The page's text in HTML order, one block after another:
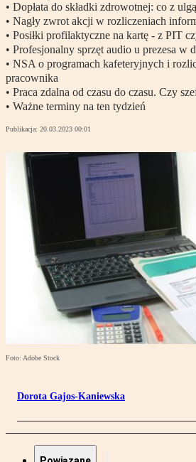
• Dopłata do składki zdrowotnej: co z
• Nagły zwrot akcji w rozliczeniach
• Posiłki profilaktyczne na kartę - z PIT
• Profesjonalny sprzęt audio u prezesa w
• NSA o programach kafeteryjnych i
pracownika
• Praca zdalna od czasu do czasu. Czy
• Ważne terminy na ten tydzień
Publikacja: 20.03.2023 00:01
Foto: Adobe Stock
Dorota Gajos-Kaniewska